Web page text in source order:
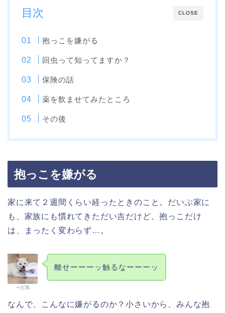
CLOSE
目次
抱っこを嫌がる
回虫って知ってますか？
保険の話
薬を飲ませてみたところ
その後
抱っこを嫌がる
家に来て２週間くらい経ったときのこと。だいぶ家に
も、家族にも慣れてきただい吉だけど、抱っこだけ
は、まったく変わらず…。
べビ吉
離せーーーッ触るなーーーッ
なんで、こんなに嫌がるのか？小さいから、みんな抱